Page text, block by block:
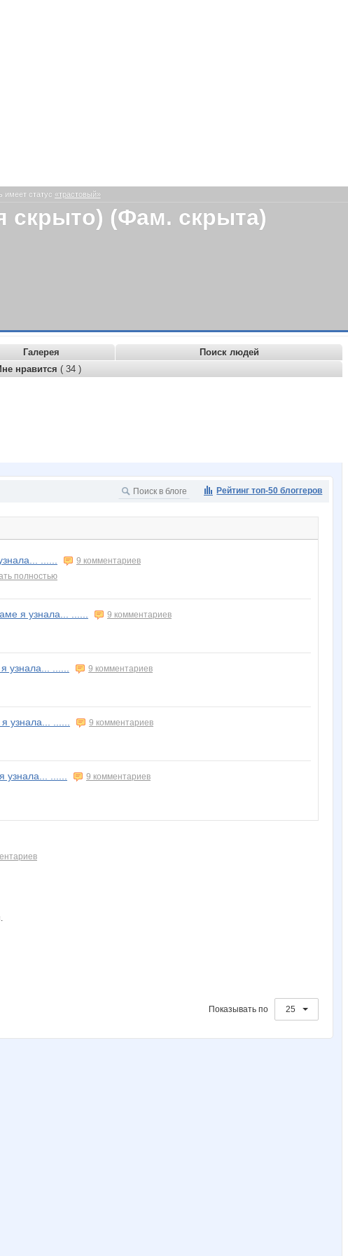
имеет статус «трастовый»
скрыто) (Фам. скрыта)
Галерея
Поиск людей
нравится ( 34 )
Рейтинг топ-50 блоггеров
......
9 комментариев
полностью
я узнала... ......
9 комментариев
узнала... ......
9 комментариев
узнала... ......
9 комментариев
узнала... ......
9 комментариев
25
Показывать по